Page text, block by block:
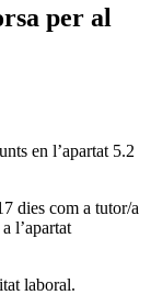
per al
en l’apartat 5.2
dies com a tutor/a
l’apartat
laboral.